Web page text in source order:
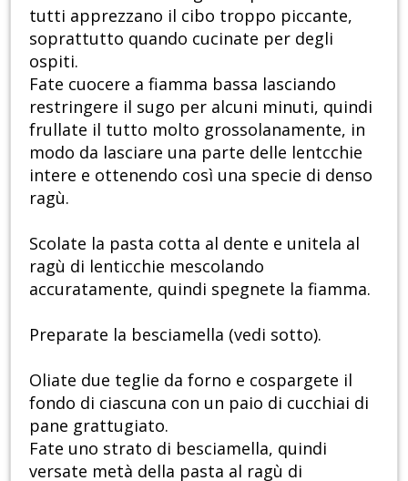
tutti apprezzano il cibo troppo piccante,
soprattutto quando cucinate per degli
ospiti.
Fate cuocere a fiamma bassa lasciando
restringere il sugo per alcuni minuti, quindi
frullate il tutto molto grossolanamente, in
modo da lasciare una parte delle lentcchie
intere e ottenendo così una specie di denso
ragù.
Scolate la pasta cotta al dente e unitela al
ragù di lenticchie mescolando
accuratamente, quindi spegnete la fiamma.
Preparate la besciamella (vedi sotto).
Oliate due teglie da forno e cospargete il
fondo di ciascuna con un paio di cucchiai di
pane grattugiato.
Fate uno strato di besciamella, quindi
versate metà della pasta al ragù di